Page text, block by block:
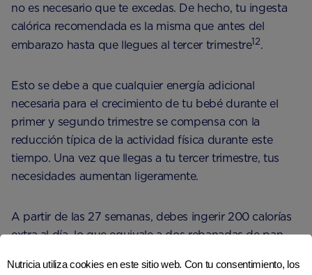
no es necesario que te excedas. De hecho, tu ingesta
calórica recomendada es la misma que antes del
embarazo hasta que llegues al tercer trimestre12.
Esto se debe a que cualquier energía adicional
necesaria para el crecimiento de tu bebé durante el
primer y segundo trimestre se compensa con la
reducción típica de la actividad física durante este
tiempo. Una vez que llegas a tu tercer trimestre, tus
necesidades aumentan ligeramente.
A partir de las 27 semanas, debes ingerir 200 calorías
extra al día, lo que equivale a dos rebanadas de pan
Nutricia utiliza cookies en este sitio web. Con tu consentimiento, los